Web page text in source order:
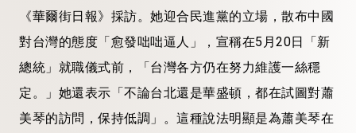
《華爾街日報》採訪。她迎合民進黨的立場，散布中國
對台灣的態度「愈發咄咄逼人」，宣稱在5月20日「新
總統」就職儀式前，「台灣各方仍在努力維護一絲穩
定。」她還表示「不論台北還是華盛頓，都在試圖對蕭
美琴的訪問，保持低調」。這種說法明顯是為蕭美琴在